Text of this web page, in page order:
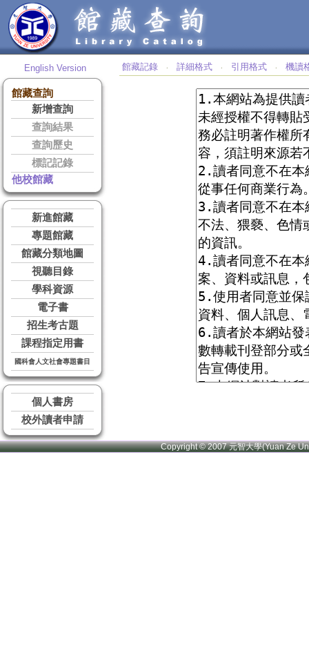
English Version
館藏查詢
新增查詢
查詢結果
查詢歷史
標記記錄
他校館藏
新進館藏
專題館藏
館藏分類地圖
視聽目錄
學科資源
電子書
招生考古題
課程指定用書
國科會人文社會專題書目
個人書房
校外讀者申請
館藏記錄 ‧ 詳細格式 ‧ 引用格式 ‧ 機讀
Copyright © 2007 元智大學(Yuan Ze